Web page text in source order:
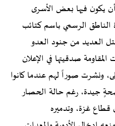
يكون فيها بعض الأسرى
الناطق الرسمي باسم كتائب
العديد من جنود العدو
صدقيتها في الإعلان
ونشرت صوراً لهم عندما كانوا
جيدة، رغم حالة الحصار
قطاع غزة، وتدميره